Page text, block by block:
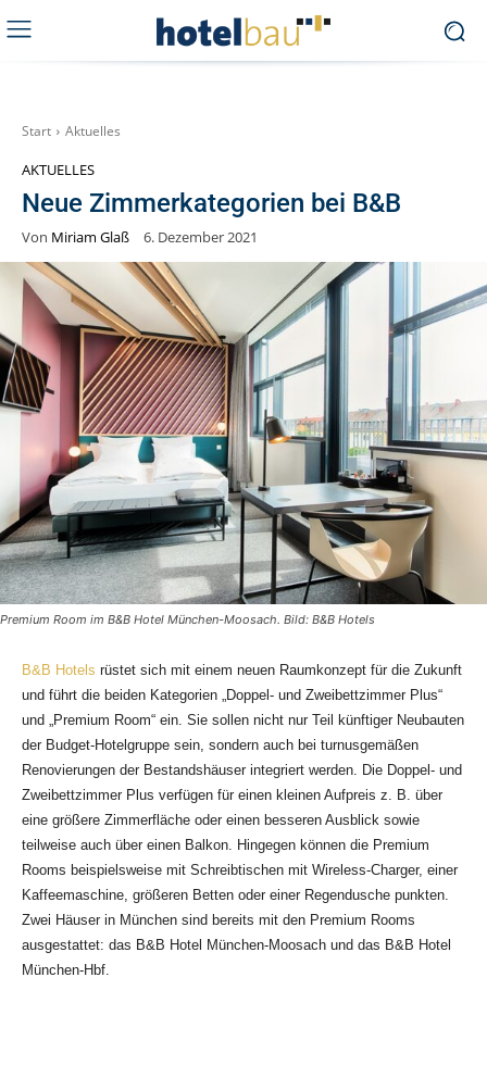
Start Aktuelles
AKTUELLES
Neue Zimmerkategorien bei B&B
Von Miriam Glaß 6. Dezember 2021
Premium Room im B&B Hotel München-Moosach. Bild: B&B Hotels
B&B Hotels rüstet sich mit einem neuen Raumkonzept für die Zukunft
und führt die beiden Kategorien „Doppel- und Zweibettzimmer Plus“
und „Premium Room“ ein. Sie sollen nicht nur Teil künftiger Neubauten
der Budget-Hotelgruppe sein, sondern auch bei turnusgemäßen
Renovierungen der Bestandshäuser integriert werden. Die Doppel- und
Zweibettzimmer Plus verfügen für einen kleinen Aufpreis z. B. über
eine größere Zimmerfläche oder einen besseren Ausblick sowie
teilweise auch über einen Balkon. Hingegen können die Premium
Rooms beispielsweise mit Schreibtischen mit Wireless-Charger, einer
Kaffeemaschine, größeren Betten oder einer Regendusche punkten.
Zwei Häuser in München sind bereits mit den Premium Rooms
ausgestattet: das B&B Hotel München-Moosach und das B&B Hotel
München-Hbf.